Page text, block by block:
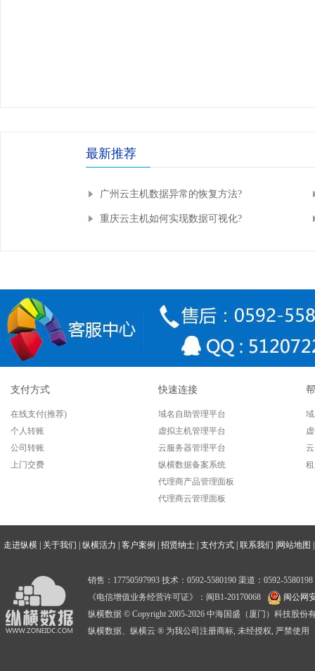
最新推荐
广州云主机数据异常的恢复方法?
重庆云主机如何实现数据可视化?
支付方式
在线支付(推荐)
个人转账
公司转账
上门交费
快速连接
域名自助管理平台
虚拟主机管理平台
云服务器管理平台
纵横数据备案系统
代理商产品管理面板
代理商云管理面板
走进纵横 关于我们 纵横活力 客户案例 招贤纳士 支付方式 联系我们 网站地图
销售：17750597993 技术：0592-5580190 渠道：0592-5580198
《电信增值业务经营许可证》：闽B1-20170068
闽公网
纵横数据 © Copyright 2005-2026 中海国盛（厦门）科技股份
纵横数据、纵横云 ® 为我公司注册商标, 未经授权, 严禁使用